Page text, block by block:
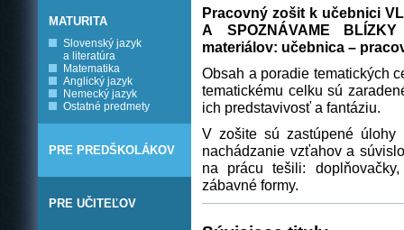
MATURITA
Slovenský jazyk
a literatúra
Matematika
Anglický jazyk
Nemecký jazyk
Ostatné predmety
PRE PREDŠKOLÁKOV
PRE UČITEĽOV
Pracovný zošit k učebnici
A SPOZNÁVAME BLÍZKY
materiálov: učebnica –
Obsah a poradie tematických
tematickému celku sú
ich predstavivosť a fantáziu.
V zošite sú zastúpené úlohy
nachádzanie vzťahov a
na prácu tešili:
zábavné formy.